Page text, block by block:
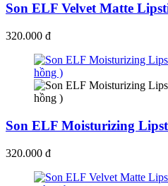
Son ELF Velvet Matte
320.000 đ
Son ELF Moisturizing
320.000 đ